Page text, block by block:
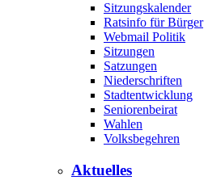
Sitzungskalender
Ratsinfo für Bürger
Webmail Politik
Sitzungen
Satzungen
Niederschriften
Stadtentwicklung
Seniorenbeirat
Wahlen
Volksbegehren
Aktuelles